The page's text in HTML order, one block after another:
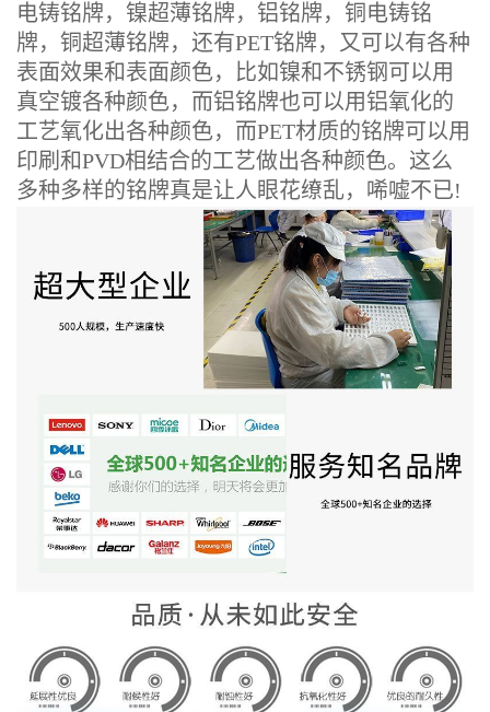
电铸铭牌，镍超薄铭牌，铝铭牌，铜电铸铭
牌，铜超薄铭牌，还有PET铭牌，又可以有各种
表面效果和表面颜色，比如镍和不锈钢可以用
真空镀各种颜色，而铝铭牌也可以用铝氧化的
工艺氧化出各种颜色，而PET材质的铭牌可以用
印刷和PVD相结合的工艺做出各种颜色。这么
多种多样的铭牌真是让人眼花缭乱，唏嘘不已!